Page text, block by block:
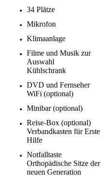
34 Plätze
Mikrofon
Klimaanlage
Filme und Musik zur
Auswahl
Kühlschrank
DVD und Fernseher
WiFi (optional)
Minibar (optional)
Reise-Box (optional)
Verbandkasten für Erste
Hilfe
Notfalltaste
Orthopädische Sitze der
neuen Generation